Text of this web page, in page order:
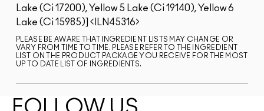
Lake (Ci 17200), Yellow 5 Lake (Ci 19140), Yellow 6
Lake (Ci 15985)]
ILN45316
PLEASE BE AWARE THAT INGREDIENT LISTS MAY CHANGE OR
VARY FROM TIME TO TIME. PLEASE REFER TO THE INGREDIENT
LIST ON THE PRODUCT PACKAGE YOU RECEIVE FOR THE MOST
UP TO DATE LIST OF INGREDIENTS.